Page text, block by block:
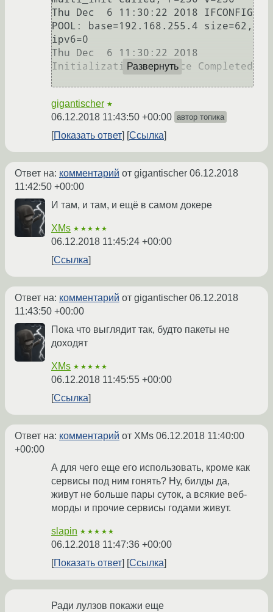
Thu Dec  6 11:30:22 2018 IFCONFIG
POOL: base=192.168.255.4 size=62,
ipv6=0
Thu Dec  6 11:30:22 2018
Initialization Sequence Completed
Развернуть
gigantischer ★
06.12.2018 11:43:50 +00:00 автор топика
Показать ответ Ссылка
Ответ на: комментарий от gigantischer 06.12.2018
11:42:50 +00:00
И там, и там, и ещё в самом докере
XMs ★★★★★
06.12.2018 11:45:24 +00:00
Ссылка
Ответ на: комментарий от gigantischer 06.12.2018
11:43:50 +00:00
Пока что выглядит так, будто пакеты не
доходят
XMs ★★★★★
06.12.2018 11:45:55 +00:00
Ссылка
Ответ на: комментарий от XMs 06.12.2018 11:40:00
+00:00
А для чего еще его использовать, кроме как
сервисы под ним гонять? Ну, билды да,
живут не больше пары суток, а всякие веб-
морды и прочие сервисы годами живут.
slapin ★★★★★
06.12.2018 11:47:36 +00:00
Показать ответ
Ссылка
Ради лулзов покажи еще